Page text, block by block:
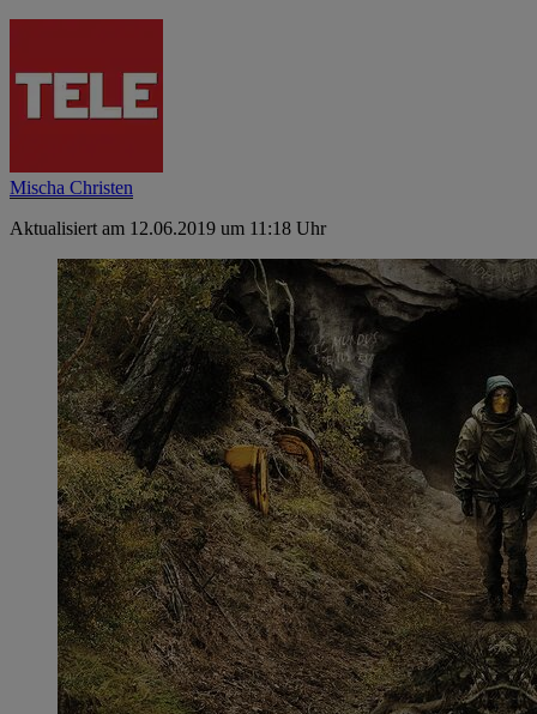
Mischa Christen
Aktualisiert am 12.06.2019 um 11:18 Uhr